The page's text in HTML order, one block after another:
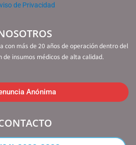
de Privacidad
con más de 20 años de operación dentro del
de insumos médicos de alta calidad.
Anónima